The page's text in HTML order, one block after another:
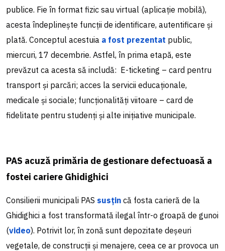
publice. Fie în format fizic sau virtual (aplicație mobilă),
acesta îndeplinește funcții de identificare, autentificare și
plată. Conceptul acestuia a fost prezentat public,
miercuri, 17 decembrie. Astfel, în prima etapă, este
prevăzut ca acesta să includă: E-ticketing – card pentru
transport și parcări; acces la servicii educaționale,
medicale și sociale; funcționalități viitoare – card de
fidelitate pentru studenți și alte inițiative municipale.
PAS acuză primăria de gestionare defectuoasă a
fostei cariere Ghidighici
Consilierii municipali PAS susțin că fosta carieră de la
Ghidighici a fost transformată ilegal într-o groapă de gunoi
(video). Potrivit lor, în zonă sunt depozitate deșeuri
vegetale, de construcții și menajere, ceea ce ar provoca un